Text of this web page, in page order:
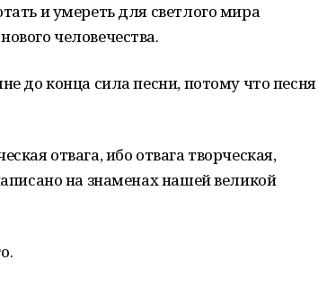
и умереть для светлого мира
человечества.
до конца сила песни, потому что песня
отвага, ибо отвага творческая,
на знаменах нашей великой